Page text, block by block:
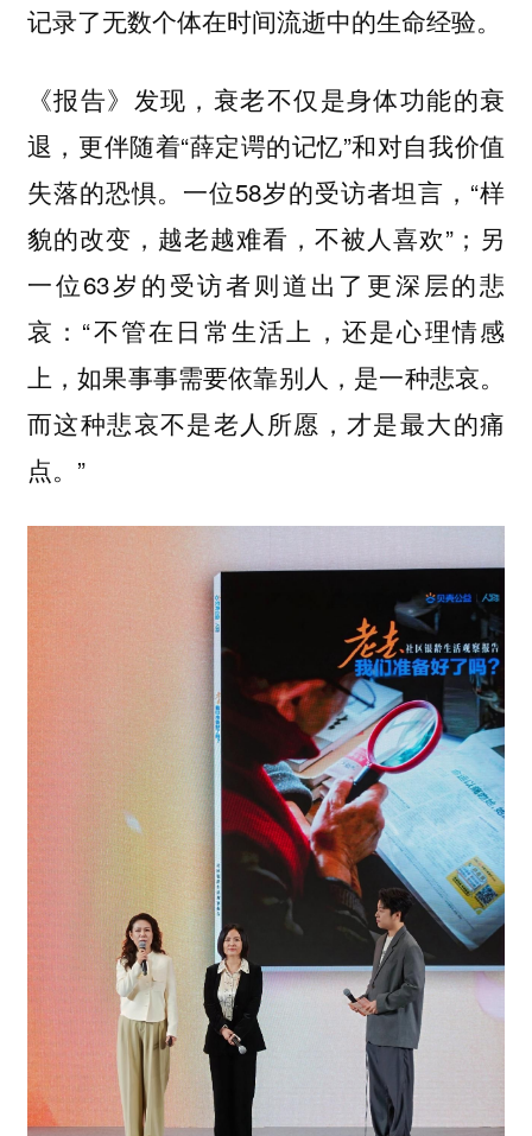
记录了无数个体在时间流逝中的生命经验。
《报告》发现，衰老不仅是身体功能的衰
退，更伴随着“薛定谔的记忆”和对自我价值
失落的恐惧。一位58岁的受访者坦言，“样
貌的改变，越老越难看，不被人喜欢”；另
一位63岁的受访者则道出了更深层的悲
哀：“不管在日常生活上，还是心理情感
上，如果事事需要依靠别人，是一种悲哀。
而这种悲哀不是老人所愿，才是最大的痛
点。”